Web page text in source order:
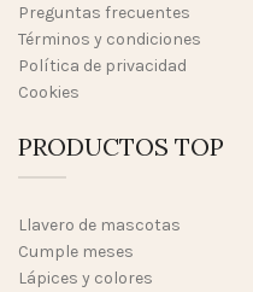
Preguntas frecuentes
Términos y condiciones
Política de privacidad
Cookies
PRODUCTOS TOP
Llavero de mascotas
Cumple meses
Lápices y colores